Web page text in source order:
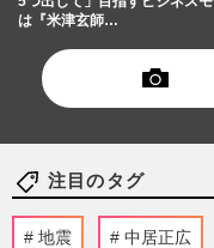
は『米津玄師…
注目のタグ
地震 中居正広